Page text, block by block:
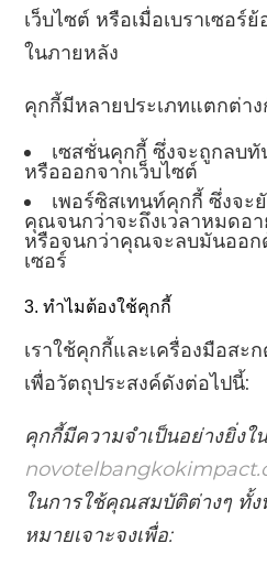
เว็บไซต์ หรือเมื่อเบราเซอร์
ในภายหลัง
คุกกี้มีหลายประเภทแตกต่าง
เซสชั่นคุกกี้ ซึ่งจะถูกลบ
หรือออกจากเว็บไซต์
เพอร์ซิสเทนท์คุกกี้ ซึ่งจ
คุณจนกว่าจะถึงเวลาหมดอา
หรือจนกว่าคุณจะลบมันออ
เซอร์
ทำไมต้องใช้คุกกี้
เราใช้คุกกี้และเครื่องมือสะ
เพื่อวัตถุประสงค์ดังต่อไปนี้:
คุกกี้มีความจำเป็นอย่างยิ่งใ
ในการใช้คุณสมบัติต่างๆ ทั้
หมายเจาะจงเพื่อ: